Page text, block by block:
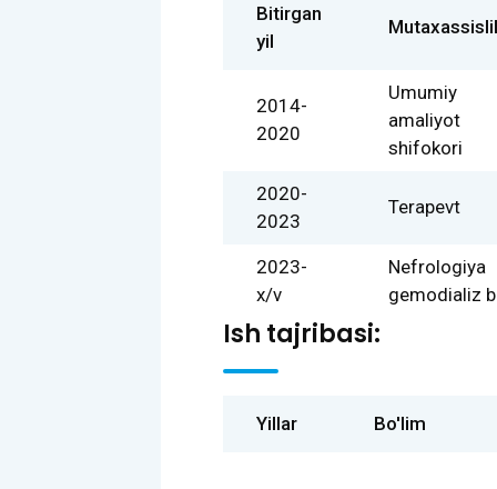
Bitirgan
yil
2014-
2020
Umumiy
amaliyot
shifokori
2020-
2023
Terapevt
2023-
x/v
Nefrologiya
gemodializ
Ish tajribasi:
Yillar Bo'lim